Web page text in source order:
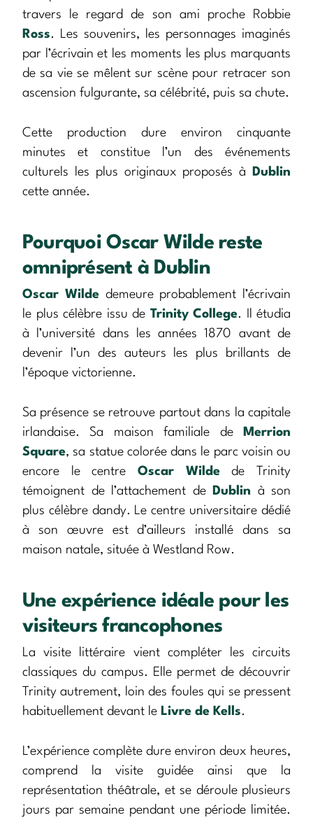
travers le regard de son ami proche Robbie
Ross. Les souvenirs, les personnages imaginés
par l’écrivain et les moments les plus marquants
de sa vie se mêlent sur scène pour retracer son
ascension fulgurante, sa célébrité, puis sa chute.
Cette production dure environ cinquante
minutes et constitue l’un des événements
culturels les plus originaux proposés à
Dublin
cette année.
Pourquoi Oscar Wilde reste
omniprésent à Dublin
Oscar Wildedemeure probablement l’écrivain
le plus célèbre issu de Trinity College. Il étudia
à l’université dans les années 1870 avant de
devenir l’un des auteurs les plus brillants de
l’époque victorienne.
Sa présence se retrouve partout dans la capitale
irlandaise. Sa maison familiale de
Merrion
Square, sa statue colorée dans le parc voisin ou
encore le centre Oscar Wildede Trinity
témoignent de l’attachement de
Dublin à son
plus célèbre dandy. Le centre universitaire dédié
à son œuvre est d’ailleurs installé dans sa
maison natale, située à Westland Row.
Une expérience idéale pour les
visiteurs francophones
La visite littéraire vient compléter les circuits
classiques du campus. Elle permet de découvrir
Trinity autrement, loin des foules qui se pressent
habituellement devant le Livre de Kells.
L’expérience complète dure environ deux heures,
comprend la visite guidée ainsi que la
représentation théâtrale, et se déroule plusieurs
jours par semaine pendant une période limitée.